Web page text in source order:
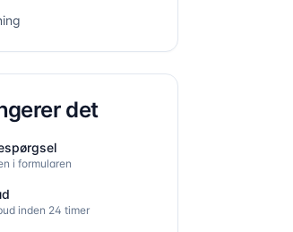
det
i formularen
inden 24 timer